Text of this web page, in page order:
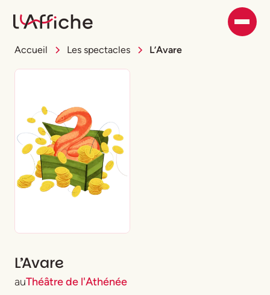
Accueil Les spectacles L’Avare
L’Avare
auThéâtre de l'Athénée